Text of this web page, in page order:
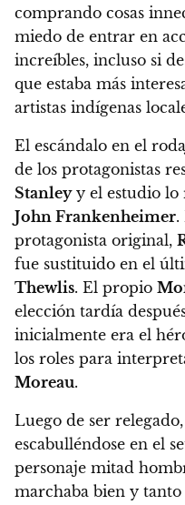
comprando cosas
miedo de entrar en
increíbles, incluso si
que estaba más
artistas indígenas
El escándalo en el
de los protagonistas
Stanleyy el estudio lo
John Frankenheimer.
protagonista original,
fue sustituido en el
Thewlis. El propio
elección tardía
inicialmente era el
los roles para
Moreau.
Luego de ser relegado,
escabulléndose en el
personaje mitad
marchaba bien y